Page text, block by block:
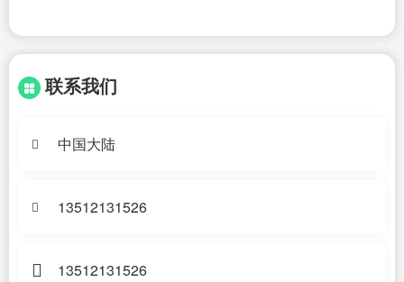
联系我们
中国大陆
13512131526
13512131526